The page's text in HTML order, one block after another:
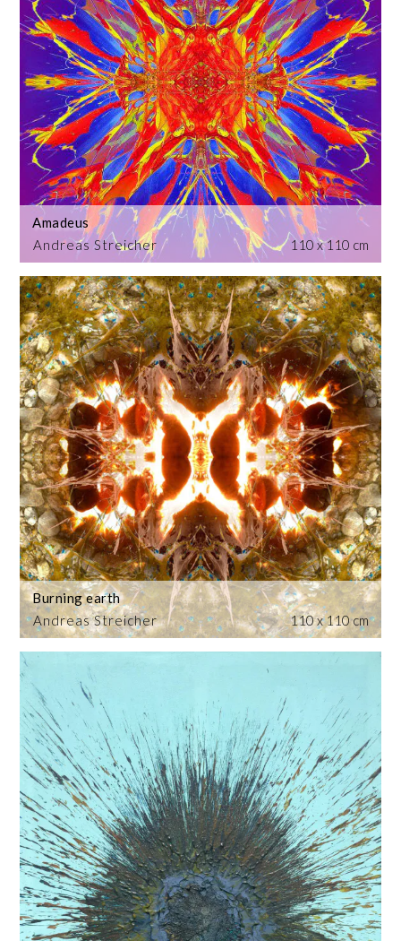
Andreas Streicher
Amadeus
110 x 110 cm
Andreas Streicher
Burning earth
110 x 110 cm